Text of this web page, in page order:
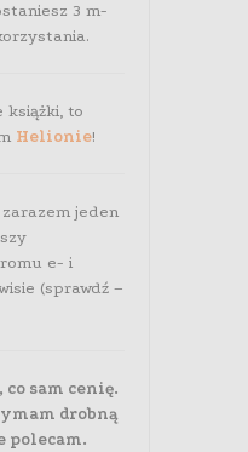
3 m-
to
Helionie!
jeden
e- i
(sprawdź –
sam cenię.
drobną
polecam.